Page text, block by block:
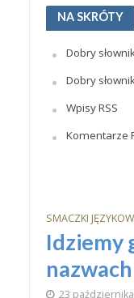
NA SKRÓTY
Dobry
Dobry
Wpisy RSS
Komentarze
SMACZKI
Idziemy
23